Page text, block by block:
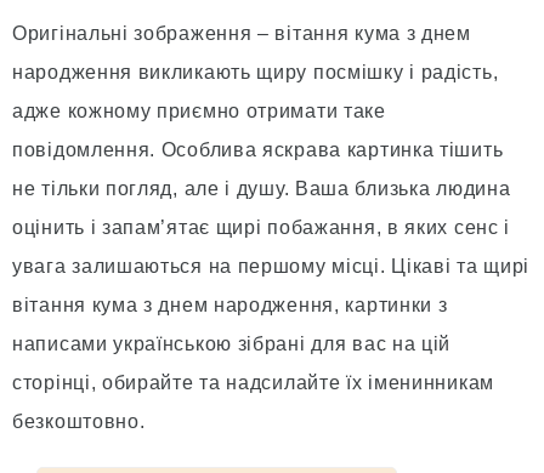
Оригінальні зображення – вітання кума з днем
народження викликають щиру посмішку і радість,
адже кожному приємно отримати таке
повідомлення. Особлива яскрава картинка тішить
не тільки погляд, але і душу. Ваша близька людина
оцінить і запам’ятає щирі побажання, в яких сенс і
увага залишаються на першому місці. Цікаві та щирі
вітання кума з днем народження, картинки з
написами українською зібрані для вас на цій
сторінці, обирайте та надсилайте їх іменинникам
безкоштовно.